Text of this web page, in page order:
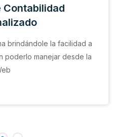
Contabilidad
brindándole la facilidad a
poderlo manejar desde la